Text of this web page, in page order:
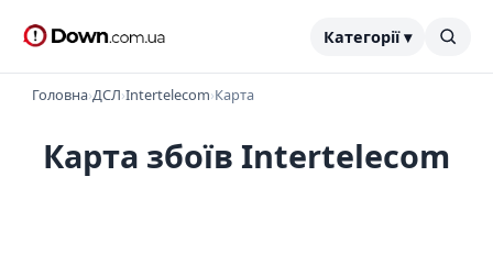
Категорії ▾
Головна›ДСЛ›Intertelecom›Карта
Карта збоїв Intertelecom